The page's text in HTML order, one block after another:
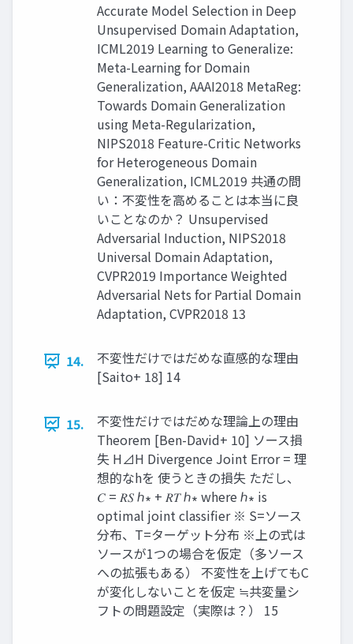
Accurate Model Selection in Deep
Unsupervised Domain Adaptation,
ICML2019 Learning to Generalize:
Meta-Learning for Domain
Generalization, AAAI2018 MetaReg:
Towards Domain Generalization
using Meta-Regularization,
NIPS2018 Feature-Critic Networks
for Heterogeneous Domain
Generalization, ICML2019 共通の問
い：不変性を高めることは本当に良
いことなのか？ Unsupervised
Adversarial Induction, NIPS2018
Universal Domain Adaptation,
CVPR2019 Importance Weighted
Adversarial Nets for Partial Domain
Adaptation, CVPR2018 13
14.
不変性だけではだめな直感的な理由
[Saito+ 18] 14
15.
不変性だけではだめな理論上の理由
Theorem [Ben-David+ 10] ソース損
失 H⊿H Divergence Joint Error = 理
想的なhを 使うときの損失 ただし、
𝐶 = 𝑅𝑆 ℎ∗ + 𝑅𝑇 ℎ∗ where ℎ∗ is
optimal joint classifier ※ S=ソース
分布、T=ターゲット分布 ※上の式は
ソースが1つの場合を仮定（多ソース
への拡張もある） 不変性を上げてもC
が変化しないことを仮定 ≒共変量シ
フトの問題設定（実際は？） 15